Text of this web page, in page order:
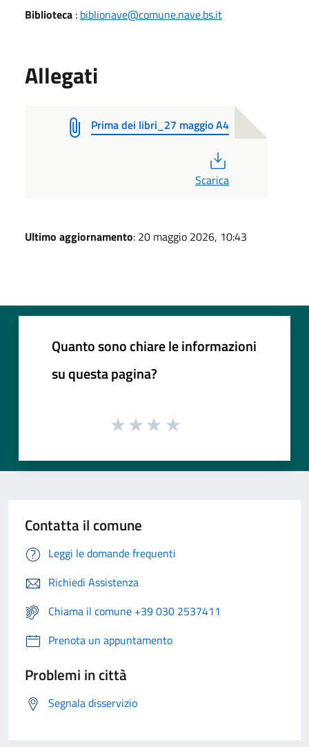
Biblioteca : biblionave@comune.nave.bs.it
Allegati
Prima dei libri_27 maggio A4
Scarica
Ultimo aggiornamento: 20 maggio 2026, 10:43
Quanto sono chiare le informazioni
su questa pagina?
Contatta il comune
Leggi le domande frequenti
Richiedi Assistenza
Chiama il comune +39 030 2537411
Prenota un appuntamento
Problemi in città
Segnala disservizio